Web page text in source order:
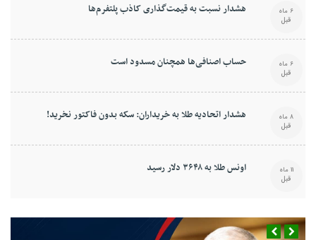
هشدار نسبت به قیمت‌گذاری کاذب پلتفرم‌ها 6 ماه
قبل
حساب اصنافی‌ها همچنان مسدود است 6 ماه
قبل
هشدار اتحادیه طلا به خریداران: سکه بدون فاکتور نخرید! 8 ماه
قبل
اونس طلا به ۳۶۴۸ دلار رسید 11 ماه
قبل